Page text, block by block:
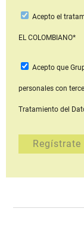
Acepto el
EL COLOMBIANO*
Acepto que
personales con
Tratamiento del